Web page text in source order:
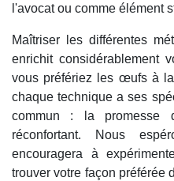
l'avocat ou comme élément
Maîtriser les différentes
enrichit considérablement
vous préfériez les œufs à
chaque technique a ses
commun : la promesse
réconfortant. Nous
encouragera à
trouver votre façon